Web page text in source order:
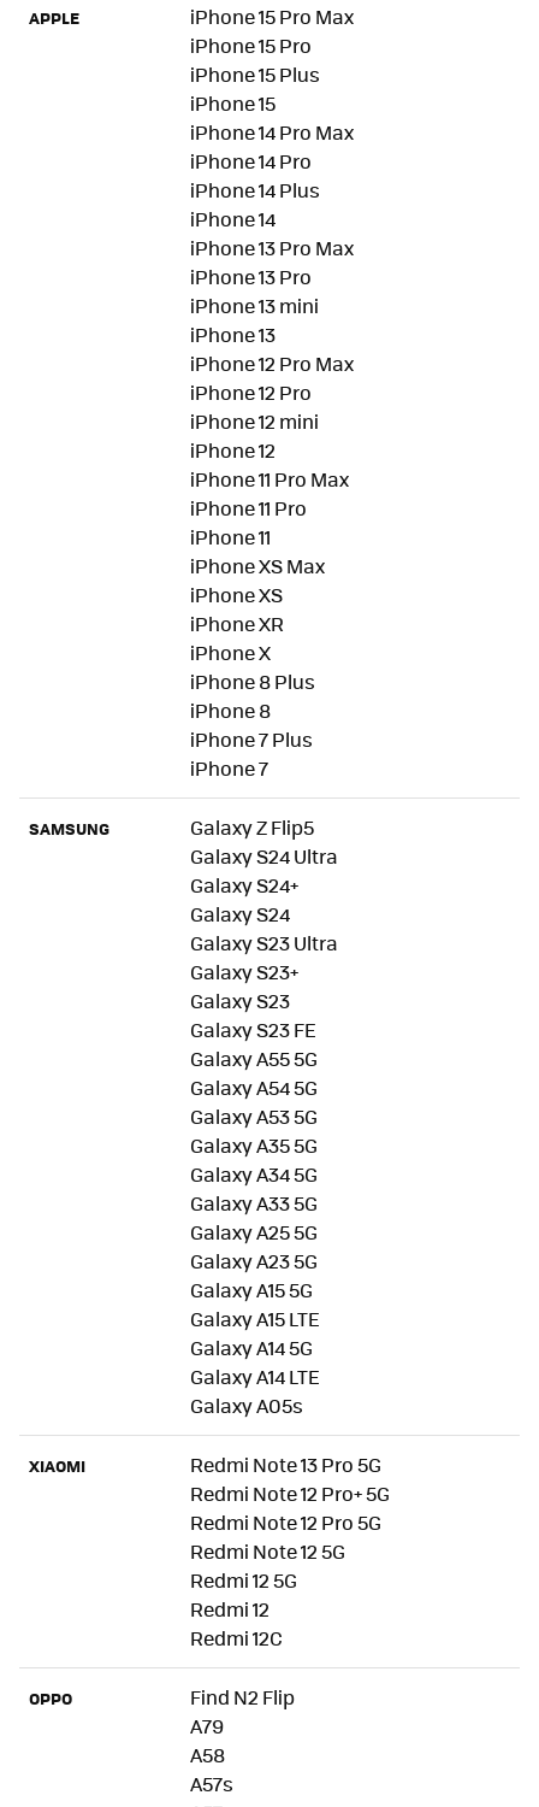
APPLE
iPhone 15 Pro Max
iPhone 15 Pro
iPhone 15 Plus
iPhone 15
iPhone 14 Pro Max
iPhone 14 Pro
iPhone 14 Plus
iPhone 14
iPhone 13 Pro Max
iPhone 13 Pro
iPhone 13 mini
iPhone 13
iPhone 12 Pro Max
iPhone 12 Pro
iPhone 12 mini
iPhone 12
iPhone 11 Pro Max
iPhone 11 Pro
iPhone 11
iPhone XS Max
iPhone XS
iPhone XR
iPhone X
iPhone 8 Plus
iPhone 8
iPhone 7 Plus
iPhone 7
SAMSUNG
Galaxy Z Flip5
Galaxy S24 Ultra
Galaxy S24+
Galaxy S24
Galaxy S23 Ultra
Galaxy S23+
Galaxy S23
Galaxy S23 FE
Galaxy A55 5G
Galaxy A54 5G
Galaxy A53 5G
Galaxy A35 5G
Galaxy A34 5G
Galaxy A33 5G
Galaxy A25 5G
Galaxy A23 5G
Galaxy A15 5G
Galaxy A15 LTE
Galaxy A14 5G
Galaxy A14 LTE
Galaxy A05s
XIAOMI
Redmi Note 13 Pro 5G
Redmi Note 12 Pro+ 5G
Redmi Note 12 Pro 5G
Redmi Note 12 5G
Redmi 12 5G
Redmi 12
Redmi 12C
OPPO
Find N2 Flip
A79
A58
A57s